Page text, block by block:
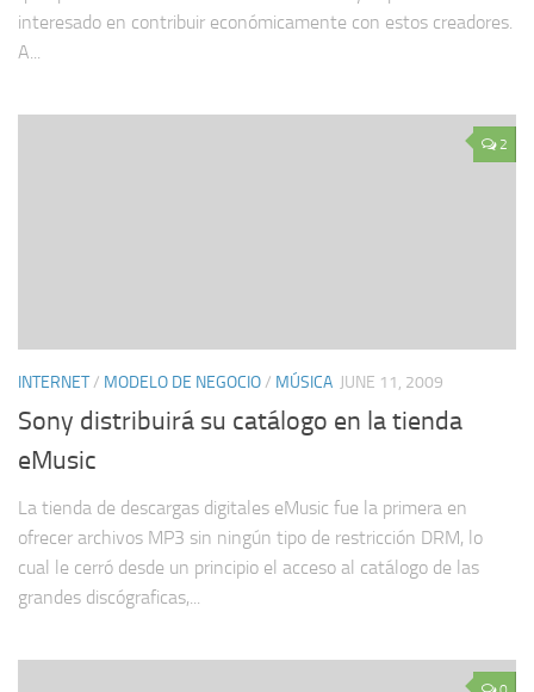
interesado en contribuir económicamente con estos creadores.
A...
2
INTERNET/ MODELO DE NEGOCIO/ MÚSICA JUNE 11, 2009
Sony distribuirá su catálogo en la tienda
eMusic
La tienda de descargas digitales eMusic fue la primera en
ofrecer archivos MP3 sin ningún tipo de restricción DRM, lo
cual le cerró desde un principio el acceso al catálogo de las
grandes discógraficas,...